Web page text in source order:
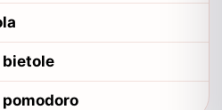
bietole